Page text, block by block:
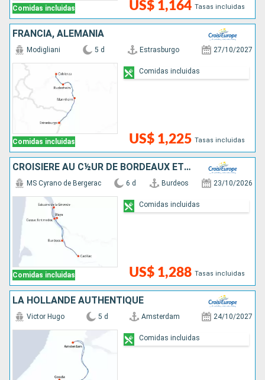
Comidas incluidas US$ 1,164 Tasas incluidas
FRANCIA, ALEMANIA
Comidas incluidas
Modigliani 5 d Estrasburgo 27/10/2027
US$ 1,225 Tasas incluidas
Comidas incluidas
CROISIÈRE AU C½UR DE BORDEAUX ET SA RÉGION : ITINÉRAIRE DÉCOUVERTE
Comidas incluidas
MS Cyrano de Bergerac 6 d Burdeos 23/10/2026
US$ 1,288 Tasas incluidas
Comidas incluidas
LA HOLLANDE AUTHENTIQUE
Victor Hugo 5 d Amsterdam 24/10/2027
Comidas incluidas